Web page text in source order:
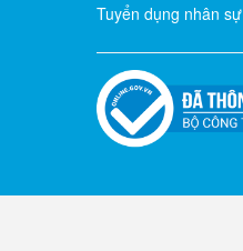
Tuyển dụng nhân sự